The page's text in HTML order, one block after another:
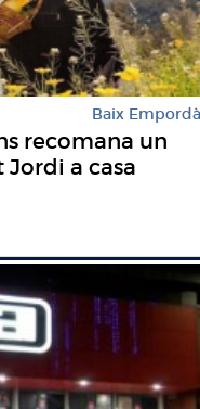
Baix Empordà
recomana un
a casa